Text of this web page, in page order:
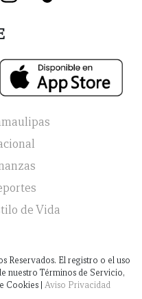
de Vida
Reservados. El registro o el uso
nuestro Términos de Servicio,
Cookies | Aviso Privacidad